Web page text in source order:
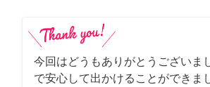
今回はどうもありがとうございま
で安心して出かけることができま